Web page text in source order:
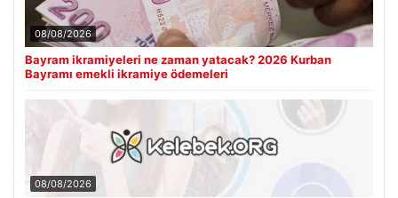
08/08/2026
Bayram ikramiyeleri ne zaman yatacak? 2026 Kurban
Bayramı emekli ikramiye ödemeleri
08/08/2026